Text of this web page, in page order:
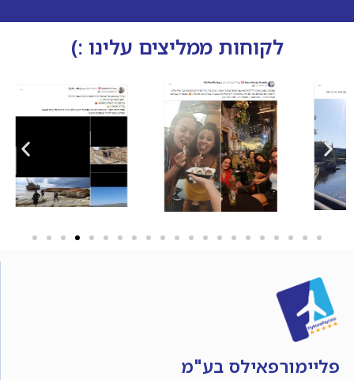
לקוחות ממליצים עלינו :)
פליימורפאילס בע"מ